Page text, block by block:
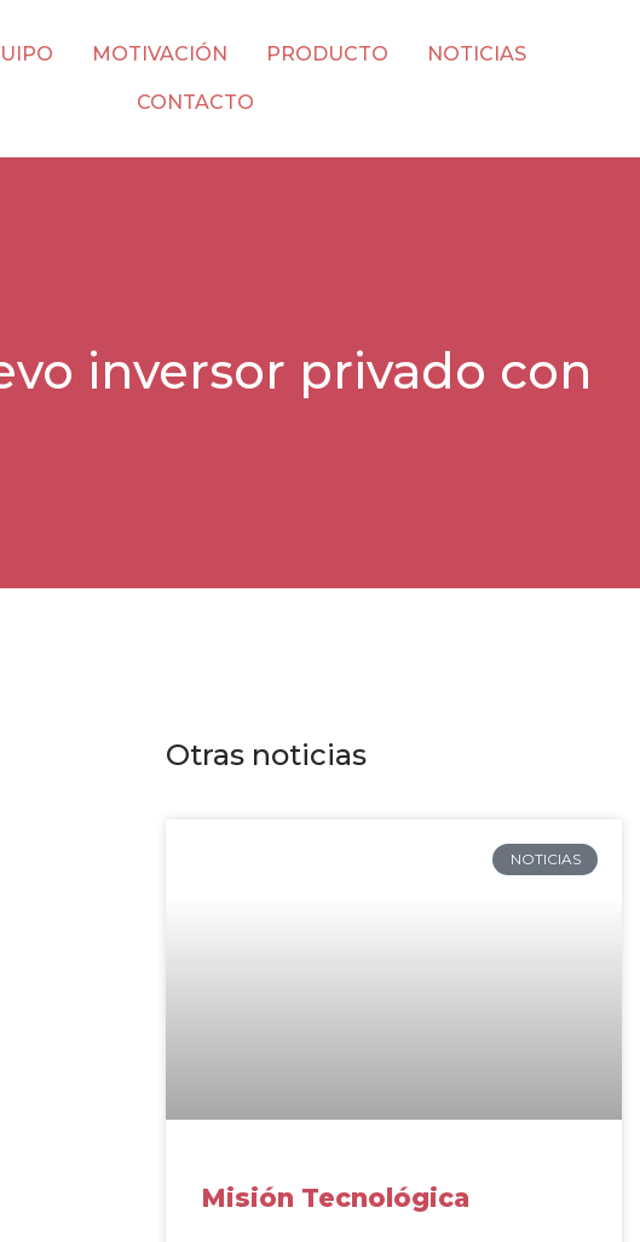
MOTIVACIÓN PRODUCTO NOTICIAS
CONTACTO
inversor privado con
Otras noticias
NOTICIAS
Misión Tecnológica